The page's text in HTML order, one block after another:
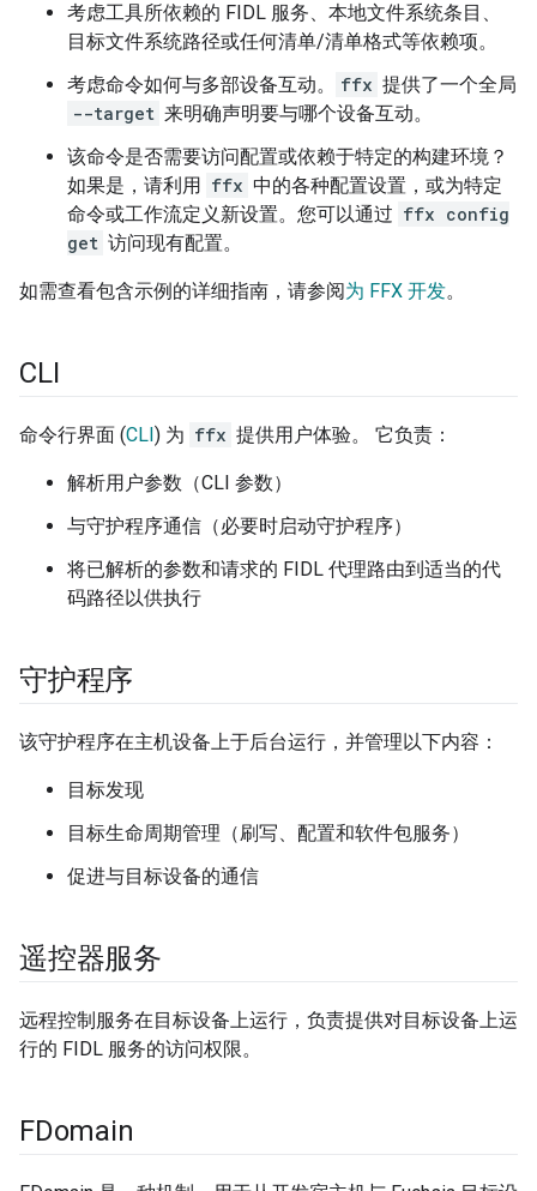
考虑工具所依赖的 FIDL 服务、本地文件系统条目、
目标文件系统路径或任何清单/清单格式等依赖项。
考虑命令如何与多部设备互动。
ffx 提供了一个全局
--target 来明确声明要与哪个设备互动。
该命令是否需要访问配置或依赖于特定的构建环境？
如果是，请利用 ffx 中的各种配置设置，或为特定
命令或工作流定义新设置。您可以通过 ffx config
get 访问现有配置。
如需查看包含示例的详细指南，请参阅为 FFX 开发。
CLI
命令行界面 (CLI) 为 ffx 提供用户体验。 它负责：
解析用户参数（CLI 参数）
与守护程序通信（必要时启动守护程序）
将已解析的参数和请求的 FIDL 代理路由到适当的代
码路径以供执行
守护程序
该守护程序在主机设备上于后台运行，并管理以下内容：
目标发现
目标生命周期管理（刷写、配置和软件包服务）
促进与目标设备的通信
遥控器服务
远程控制服务在目标设备上运行，负责提供对目标设备上运
行的 FIDL 服务的访问权限。
FDomain